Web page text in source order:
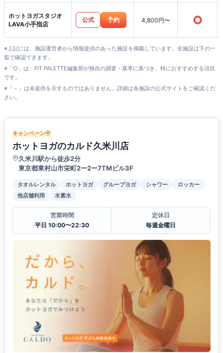
ホットヨガスタジオ
LAVA小手指店
公式 予約 4,800円〜 ○
※上記には、施設運営者から情報提供のあった施設を掲載しています。全施設は下の一
覧で確認できます。
※「○」は、FIT PALETTE編集部が独自の調査・基準に基づき、特におすすめする項目
です。
※「－」は未提供を示すものではありません。詳細は各施設の公式サイトをご確認くだ
さい。
キャンペーン中
ホットヨガのカルド久米川店
久米川駅から徒歩2分
東京都東村山市栄町2ー2ー7TMビル3F
タオルレンタル ホットヨガ グループヨガ シャワー
ロッカー
他店舗利用
水素水
営業時間
平日 10:00〜22:30
定休日
毎週金曜日